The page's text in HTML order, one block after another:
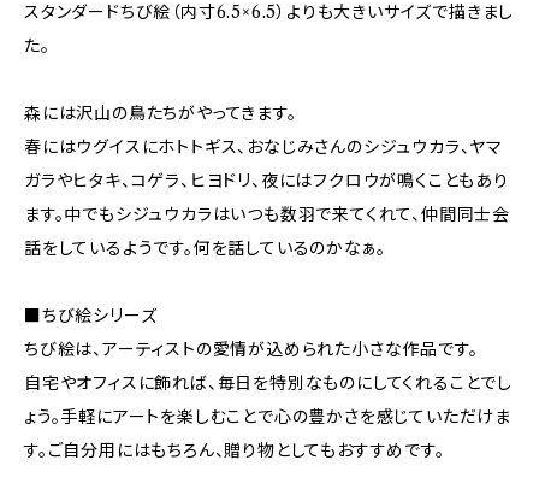
スタンダードちび絵（内寸6.5×6.5）よりも大きいサイズで描きまし
た。
森には沢山の鳥たちがやってきます。
春にはウグイスにホトトギス、おなじみさんのシジュウカラ、ヤマ
ガラやヒタキ、コゲラ、ヒヨドリ、夜にはフクロウが鳴くこともあり
ます。中でもシジュウカラはいつも数羽で来てくれて、仲間同士会
話をしているようです。何を話しているのかなぁ。
■ちび絵シリーズ
ちび絵は、アーティストの愛情が込められた小さな作品です。
自宅やオフィスに飾れば、毎日を特別なものにしてくれることでし
ょう。手軽にアートを楽しむことで心の豊かさを感じていただけま
す。ご自分用にはもちろん、贈り物としてもおすすめです。